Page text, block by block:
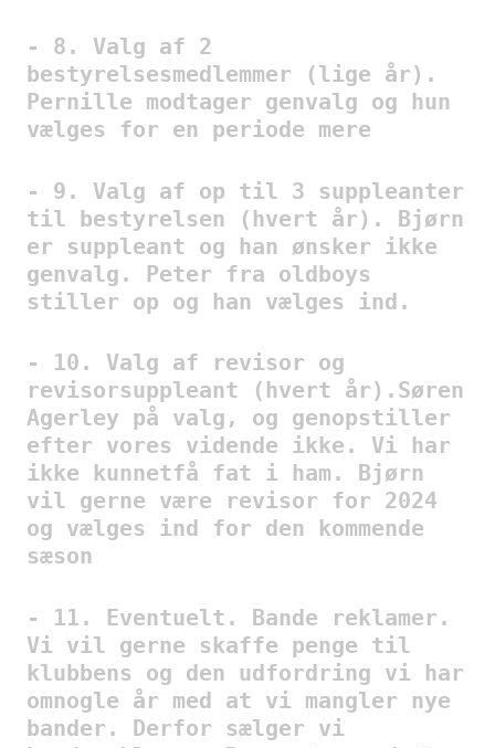
- 8. Valg af 2
bestyrelsesmedlemmer (lige år).
Pernille modtager genvalg og hun
vælges for en periode mere
- 9. Valg af op til 3 suppleanter
til bestyrelsen (hvert år). Bjørn
er suppleant og han ønsker ikke
genvalg. Peter fra oldboys
stiller op og han vælges ind.
- 10. Valg af revisor og
revisorsuppleant (hvert år).Søren
Agerley på valg, og genopstiller
efter vores vidende ikke. Vi har
ikke kunnetfå fat i ham. Bjørn
vil gerne være revisor for 2024
og vælges ind for den kommende
sæson
- 11. Eventuelt. Bande reklamer.
Vi vil gerne skaffe penge til
klubbens og den udfordring vi har
omnogle år med at vi mangler nye
bander. Derfor sælger vi